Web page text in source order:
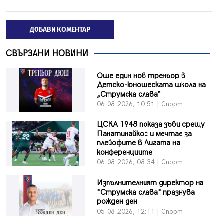
ДОБАВИ КОМЕНТАР
СВЪРЗАНИ НОВИНИ
Още един нов треньор в
Детско-юношеската школа на
„Струмска слава“
06.08.2026, 10:51 | Спорт
ЦСКА 1948 показа зъби срещу
Панатинайкос и мечтае за
плейофите в Лигата на
конференциите
06.08.2026, 08:34 | Спорт
Изпълнителният директор на
"Струмска слава" празнува
рожден ден
05.08.2026, 12:11 | Спорт